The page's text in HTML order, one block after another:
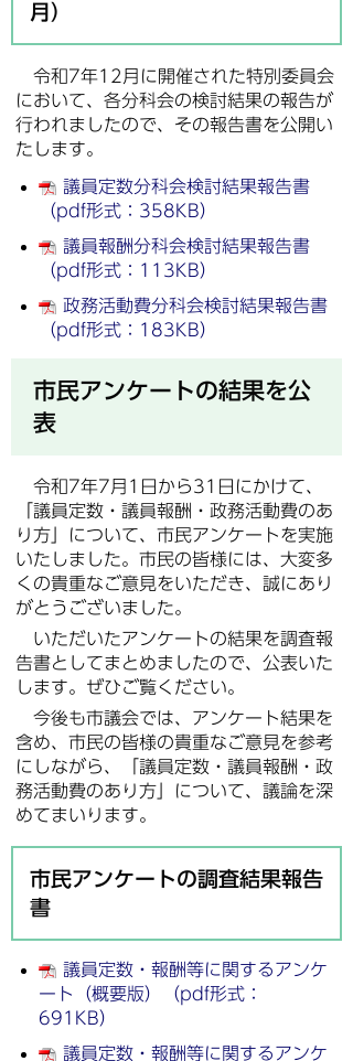
月）
令和7年12月に開催された特別委員会
において、各分科会の検討結果の報告が
行われましたので、その報告書を公開い
たします。
議員定数分科会検討結果報告書
（pdf形式：358KB）
議員報酬分科会検討結果報告書
（pdf形式：113KB）
政務活動費分科会検討結果報告書
（pdf形式：183KB）
市民アンケートの結果を公
表
令和7年7月1日から31日にかけて、
「議員定数・議員報酬・政務活動費のあ
り方」について、市民アンケートを実施
いたしました。市民の皆様には、大変多
くの貴重なご意見をいただき、誠にあり
がとうございました。
いただいたアンケートの結果を調査報
告書としてまとめましたので、公表いた
します。ぜひご覧ください。
今後も市議会では、アンケート結果を
含め、市民の皆様の貴重なご意見を参考
にしながら、「議員定数・議員報酬・政
務活動費のあり方」について、議論を深
めてまいります。
市民アンケートの調査結果報告
書
議員定数・報酬等に関するアンケ
ート（概要版）（pdf形式：
691KB）
議員定数・報酬等に関するアンケ